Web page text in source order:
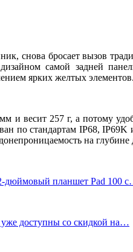
снова бросает вызов
самой задней
ярких желтых
и весит 257 г, а потому
по стандартам IP68,
на глубине
дюймовый планшет Pad 100
доступны со скидкой на…